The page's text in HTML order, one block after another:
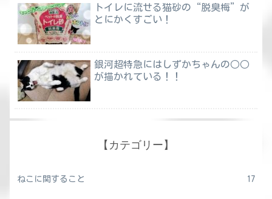
トイレに流せる猫砂の“脱臭梅”が
とにかくすごい！
銀河超特急にはしずかちゃんの○○
が描かれている！！
【カテゴリー】
ねこに関すること 17